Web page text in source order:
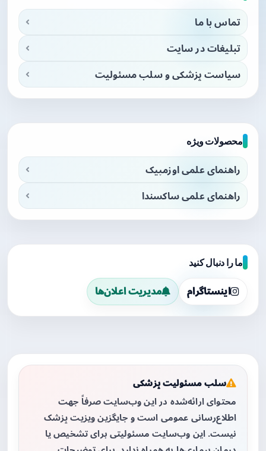
تماس با ما
تبلیغات در سایت
سیاست پزشکی و سلب مسئولیت
محصولات ویژه
راهنمای علمی اوزمپیک
راهنمای علمی ساکسندا
ما را دنبال کنید
اینستاگرام مدیریت اعلان‌ها
سلب مسئولیت پزشکی
محتوای ارائه‌شده در این وب‌سایت صرفاً جهت
اطلاع‌رسانی عمومی است و جایگزین ویزیت پزشک
نیست. این وب‌سایت مسئولیتی برای تشخیص یا